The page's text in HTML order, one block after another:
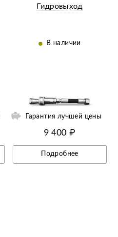
Гидровыход
В наличии
Гарантия лучшей цены
9 400 ₽
Подробнее